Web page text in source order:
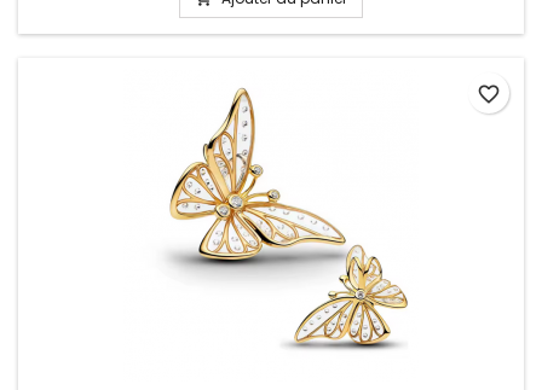
favorite_border